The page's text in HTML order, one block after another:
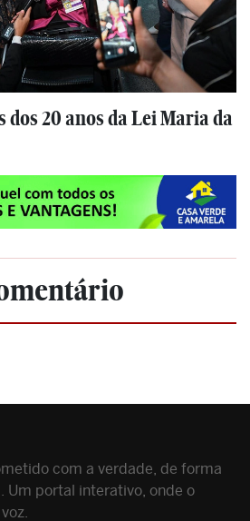
20 anos da Lei Maria da
com a verdade, de forma
Um portal interativo, onde o